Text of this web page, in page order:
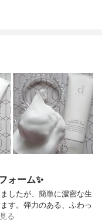
ォーム✨
したが、簡単に濃密な生
す。弾力のある、ふわっ
る